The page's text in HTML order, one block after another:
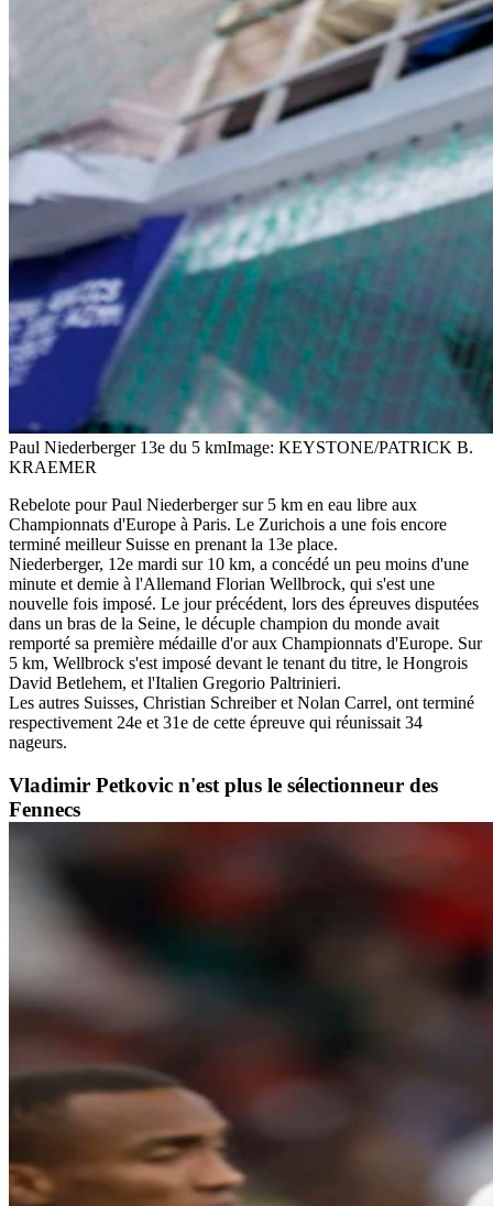
Paul Niederberger 13e du 5 kmImage: KEYSTONE/PATRICK B.
KRAEMER
Rebelote pour Paul Niederberger sur 5 km en eau libre aux
Championnats d'Europe à Paris. Le Zurichois a une fois encore
terminé meilleur Suisse en prenant la 13e place.
Niederberger, 12e mardi sur 10 km, a concédé un peu moins d'une
minute et demie à l'Allemand Florian Wellbrock, qui s'est une
nouvelle fois imposé. Le jour précédent, lors des épreuves disputées
dans un bras de la Seine, le décuple champion du monde avait
remporté sa première médaille d'or aux Championnats d'Europe. Sur
5 km, Wellbrock s'est imposé devant le tenant du titre, le Hongrois
David Betlehem, et l'Italien Gregorio Paltrinieri.
Les autres Suisses, Christian Schreiber et Nolan Carrel, ont terminé
respectivement 24e et 31e de cette épreuve qui réunissait 34
nageurs.
Vladimir Petkovic n'est plus le sélectionneur des
Fennecs